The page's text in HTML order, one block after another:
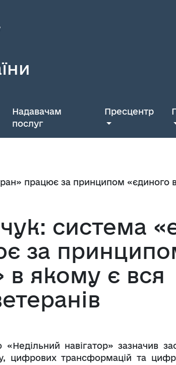
Надавачам
послуг
Пресцентр
працює за принципом «єдиного
система
за
в якому є вся
навігатор» зазначив
цифрових трансформацій та